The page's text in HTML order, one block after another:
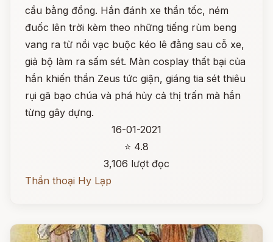
cầu bằng đồng. Hắn đánh xe thần tốc, ném
đuốc lên trời kèm theo những tiếng rùm beng
vang ra từ nồi vạc buộc kéo lê đằng sau cỗ xe,
giả bộ làm ra sấm sét. Màn cosplay thất bại của
hắn khiến thần Zeus tức giận, giáng tia sét thiêu
rụi gã bạo chúa và phá hủy cả thị trấn mà hắn
từng gây dựng.
16-01-2021
⭐ 4.8
3,106 lượt đọc
Thần thoại Hy Lạp